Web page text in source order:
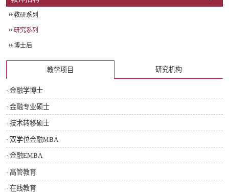
教研系列
研究系列
博士后
教学项目 研究机构
· 金融学博士
· 金融专业硕士
· 技术转移硕士
· 双学位金融MBA
· 金融EMBA
· 高管教育
· 在线教育